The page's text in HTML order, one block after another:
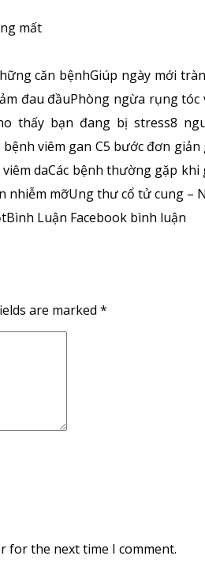
mất
căn bệnhGiúp ngày mới
đau đầuPhòng ngừa rụng tóc
thấy bạn đang bị stress8
viêm gan C5 bước đơn giản
daCác bệnh thường gặp khi
nhiễm mỡUng thư cổ tử cung –
Luận Facebook bình luận
are marked *
for the next time I comment.